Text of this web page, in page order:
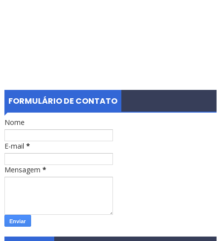
FORMULÁRIO DE CONTATO
Nome
E-mail *
Mensagem *